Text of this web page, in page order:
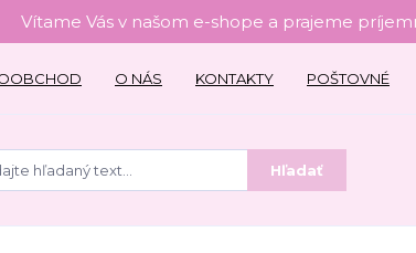
Vítame Vás v našom e-shope a prajeme
O NÁS KONTAKTY POŠTOVNÉ
Hľadať